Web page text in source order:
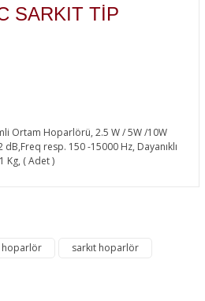
SARKIT TİP
Ortam Hoparlörü, 2.5 W / 5W /10W
dB,Freq resp. 150 -15000 Hz, Dayanıklı
Kg, ( Adet )
noktaları öneri formunu
ederiz.
hoparlör
sarkıt hoparlör